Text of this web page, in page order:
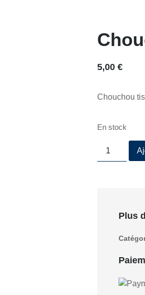
5,00 €
Chouchou
En stock
Plus